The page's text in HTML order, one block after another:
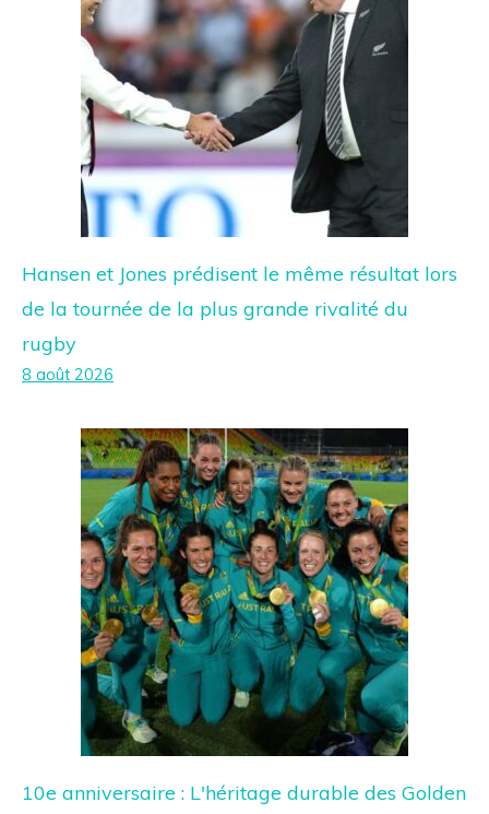
Hansen et Jones prédisent le même résultat lors
de la tournée de la plus grande rivalité du
rugby
8 août 2026
10e anniversaire : L'héritage durable des Golden